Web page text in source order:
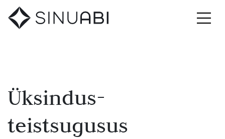
Üksindus-
teistsugusus